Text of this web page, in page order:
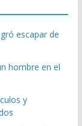
escapar de
hombre en el
y